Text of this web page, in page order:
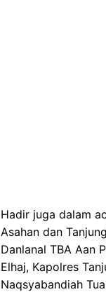
Hadir juga dalam
Asahan dan
Danlanal TBA Aan
Elhaj, Kapolres
Naqsyabandiah